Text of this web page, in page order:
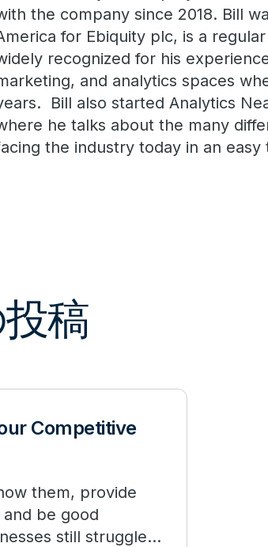
the company since 2018. Bill
for Ebiquity plc, is a
recognized for his
and analytics spaces
Bill also started Analytics
he talks about the many
the industry today in an easy
稿
Competitive
them, provide
be good
still struggle